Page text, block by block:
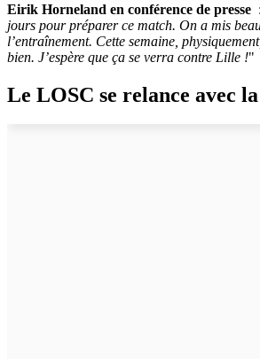
Eirik Horneland en conférence de presse
jours pour préparer ce match. On a mis
l’entraînement. Cette semaine,
bien. J’espère que ça se verra contre Lille !"
Le LOSC se relance avec